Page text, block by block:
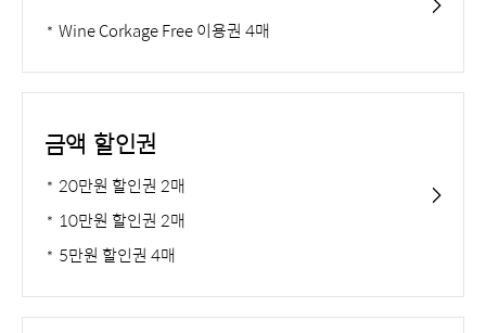
Wine Corkage Free 이용권 4매
금액 할인권
20만원 할인권 2매
10만원 할인권 2매
5만원 할인권 4매